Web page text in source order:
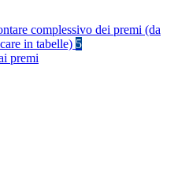
complessivo dei premi (da
in tabelle) 5
premi